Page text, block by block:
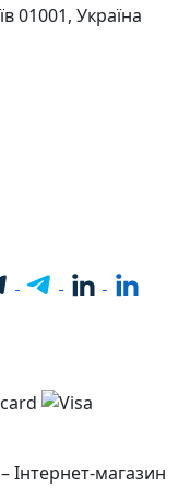
01001, Україна
магазин